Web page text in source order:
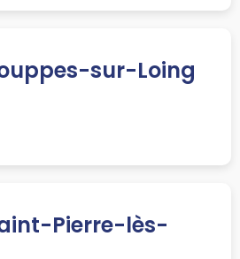
sur-Loing
Pierre-lès-